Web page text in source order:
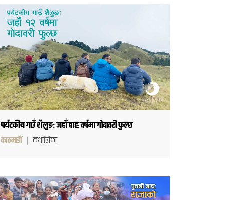
पर्यटकीय गाउँ शैलुङः जहाँ बाह्र वर्षमा गोदावरी फुल्छ
काठमाडौं कथालिका